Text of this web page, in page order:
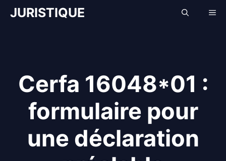
AllerJURISTIQUE
Cerfa 16048*01 :
formulaire pour
une déclaration